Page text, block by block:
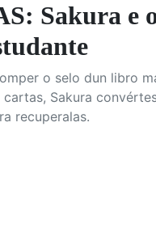
Sakura e
o selo dun libro
Sakura
recuperalas.